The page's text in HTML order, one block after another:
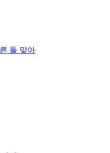
돌 맞아